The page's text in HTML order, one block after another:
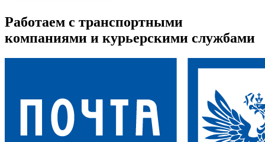
Работаем с транспортными
компаниями и курьерскими службами